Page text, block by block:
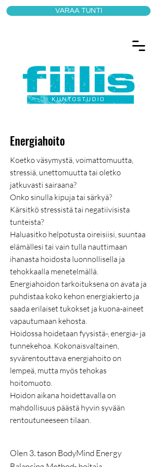
VARAA TUNTI
Energiahoito
Koetko väsymystä, voimattomuutta,
stressiä, unettomuutta tai oletko
jatkuvasti sairaana?
Onko sinulla kipuja tai särkyä?
Kärsitkö stressistä tai negatiivisista
tunteista?
Haluasitko helpotusta oireisiisi, suuntaa
elämällesi tai vain tulla nauttimaan
ihanasta hoidosta luonnollisella ja
tehokkaalla menetelmällä.
Energiahoidon tarkoituksena on avata ja
puhdistaa koko kehon energiakierto ja
saada erilaiset tukokset ja kuona-aineet
vapautumaan kehosta.
Hoidossa hoidetaan fyysistä-, energia- ja
tunnekehoa. Kokonaisvaltainen,
syvärentouttava energiahoito on
lempeä, mutta myös tehokas
hoitomuoto.
Hoidon aikana hoidettavalla on
mahdollisuus päästä hyvin syvään
rentoutuneeseen tilaan.
Olen 3. tason BodyMind Energy